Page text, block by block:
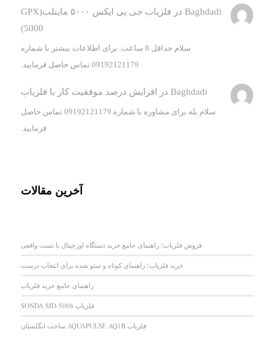
Baghdadi در
فلزیاب جی پی ایکس ۵۰۰۰ ماینلب(GPX
5000)
سلام حداقل 8 ساعت. برای اطلاعات بیشتر با شماره
09192121179 تماس حاصل فرمایید.
Baghdadi در افزایش درصد موفقیت کار با فلزیاب
سلام بله برای مشاوره با شماره 09192121179 تماس حاصل
فرمایید.
آخرین مقالات
فروش فلزیاب؛ راهنمای جامع خرید دستگاه اورجینال با تست واقعی
خرید فلزیاب؛ راهنمای کوتاه و سئو شده برای انتخاب درست
راهنمای جامع خرید فلزیاب
فلزیاب SONDA MD-5008
فلزیاب AQUAPULSE AQ1B ساخت انگلستان